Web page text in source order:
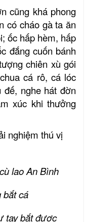
cũng khá phong
có cháo gà ta ăn
ốc hấp hèm, hấp
đắng cuốn bánh
chiên xù gói
cá rô, cá lóc
nghe hát đờn
xúc khi thưởng
nghiệm thú vị
cù lao An Bình
bắt cá
tay bắt được